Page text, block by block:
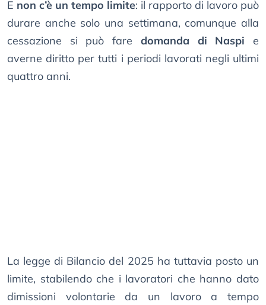
E non c’è un tempo limite: il rapporto di lavoro può
durare anche solo una settimana, comunque alla
cessazione si può fare domanda di Naspi e
averne diritto per tutti i periodi lavorati negli ultimi
quattro anni.
La legge di Bilancio del 2025 ha tuttavia posto un
limite, stabilendo che i lavoratori che hanno dato
dimissioni volontarie da un lavoro a tempo